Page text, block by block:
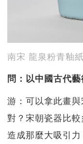
南宋 龍泉粉青釉
問：以中國古代
游：可以拿此畫
對？宋朝瓷器比
造成那麼大吸引